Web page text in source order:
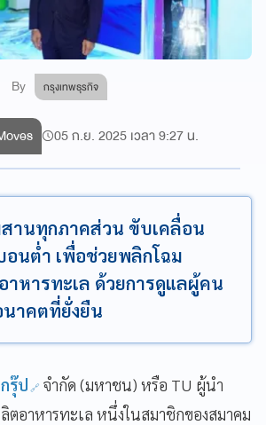
By กรุงเทพธุรกิจ
05 ก.ย. 2025 เวลา 9:27 น.
านทุกภาคส่วน ขับเคลื่อน
อนต่ำ เพื่อช่วยพลิกโฉม
าหารทะเล ด้วยการดูแลผู้คน
นาคตที่ยั่งยืน
กรุ๊ป จำกัด (มหาชน) หรือ TU ผู้นำ
ตอาหารทะเล หนึ่งในสมาชิกของสมาคม